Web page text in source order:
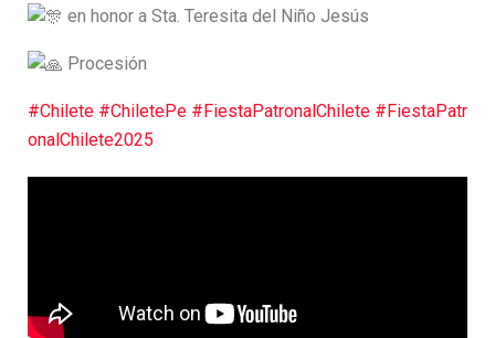
en honor a Sta. Teresita del Niño Jesús
Procesión
#Chilete #ChiletePe #FiestaPatronalChilete #FiestaPatr
onalChilete2025